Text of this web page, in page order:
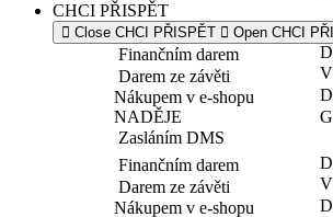
CHCI PŘISPĚT
Close CHCI PŘISPĚT Open CHCI
Finančním darem
Darem ze závěti
Nákupem v e-shopu
NADĚJE
Zasláním DMS
Finančním darem
Darem ze závěti
Nákupem v e-shopu